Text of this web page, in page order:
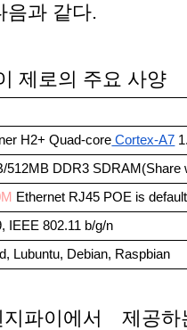
음과 같다.
제로의 주요 사양
H2+ Quad-core Cortex-A7
512MB DDR3 SDRAM(Share
Ethernet RJ45 POE is
IEEE 802.11 b/g/n
Lubuntu, Debian,